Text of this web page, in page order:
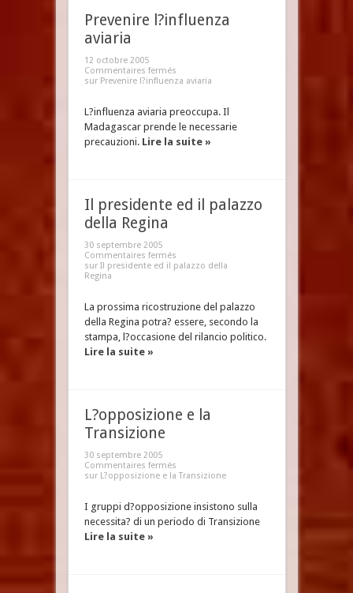
Prevenire l?influenza
aviaria
12 octobre 2005
Commentaires fermés
sur Prevenire l?influenza aviaria
L?influenza aviaria preoccupa. Il
Madagascar prende le necessarie
precauzioni. Lire la suite »
Il presidente ed il palazzo
della Regina
30 septembre 2005
Commentaires fermés
sur Il presidente ed il palazzo della
Regina
La prossima ricostruzione del palazzo
della Regina potra? essere, secondo la
stampa, l?occasione del rilancio politico.
Lire la suite »
L?opposizione e la
Transizione
30 septembre 2005
Commentaires fermés
sur L?opposizione e la Transizione
I gruppi d?opposizione insistono sulla
necessita? di un periodo di Transizione
Lire la suite »